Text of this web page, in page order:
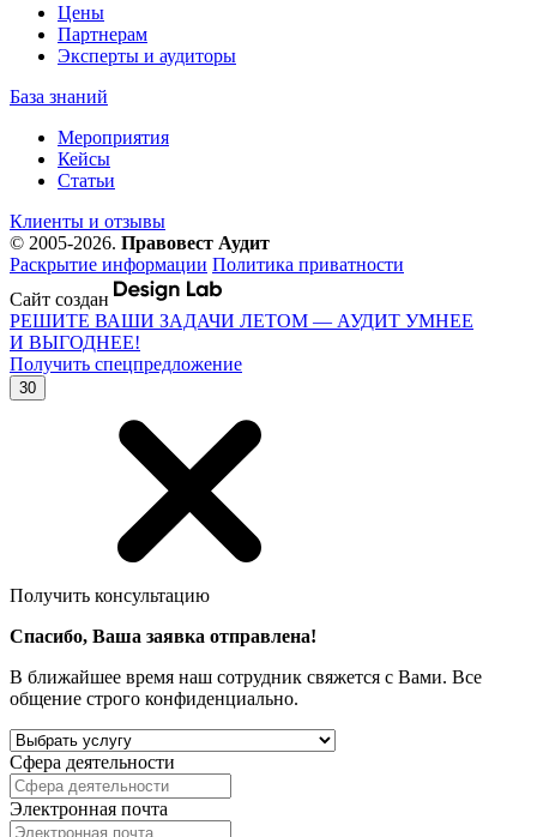
Цены
Партнерам
Эксперты и аудиторы
База знаний
Мероприятия
Кейсы
Статьи
Клиенты и отзывы
© 2005-2026. Правовест Аудит
Раскрытие информации Политика приватности
Сайт создан
РЕШИТЕ ВАШИ ЗАДАЧИ ЛЕТОМ — АУДИТ УМНЕЕ
И ВЫГОДНЕЕ!
Получить спецпредложение
30
Получить консультацию
Спасибо, Ваша заявка отправлена!
В ближайшее время наш сотрудник свяжется с Вами. Все
общение строго конфиденциально.
Сфера деятельности
Электронная почта